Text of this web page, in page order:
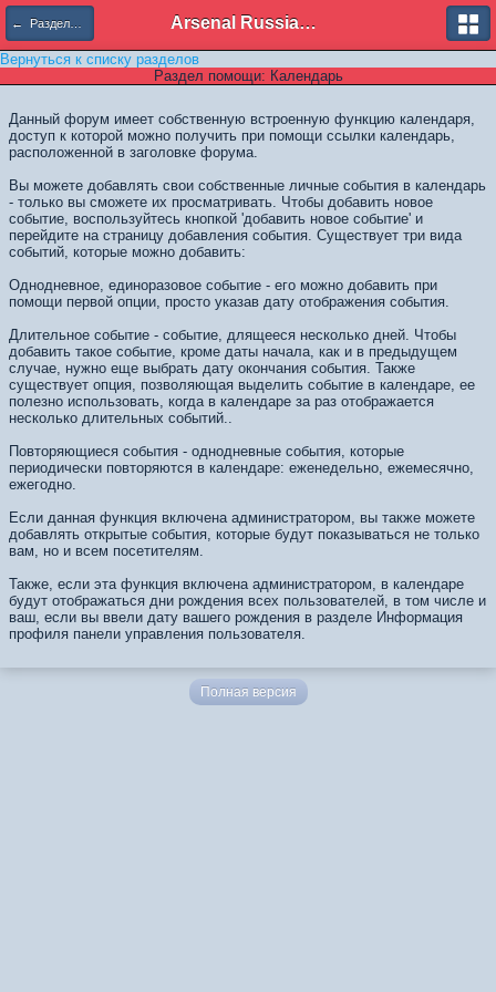
← Разделы помощи Arsenal Russian Speaking Supporters Club
Вернуться к списку разделов
Раздел помощи: Календарь
Данный форум имеет собственную встроенную функцию календаря,
доступ к которой можно получить при помощи ссылки календарь,
расположенной в заголовке форума.
Вы можете добавлять свои собственные личные события в календарь
- только вы сможете их просматривать. Чтобы добавить новое
событие, воспользуйтесь кнопкой 'добавить новое событие' и
перейдите на страницу добавления события. Существует три вида
событий, которые можно добавить:
Однодневное, единоразовое событие - его можно добавить при
помощи первой опции, просто указав дату отображения события.
Длительное событие - событие, длящееся несколько дней. Чтобы
добавить такое событие, кроме даты начала, как и в предыдущем
случае, нужно еще выбрать дату окончания события. Также
существует опция, позволяющая выделить событие в календаре, ее
полезно использовать, когда в календаре за раз отображается
несколько длительных событий..
Повторяющиеся события - однодневные события, которые
периодически повторяются в календаре: еженедельно, ежемесячно,
ежегодно.
Если данная функция включена администратором, вы также можете
добавлять открытые события, которые будут показываться не только
вам, но и всем посетителям.
Также, если эта функция включена администратором, в календаре
будут отображаться дни рождения всех пользователей, в том числе и
ваш, если вы ввели дату вашего рождения в разделе Информация
профиля панели управления пользователя.
Полная версия